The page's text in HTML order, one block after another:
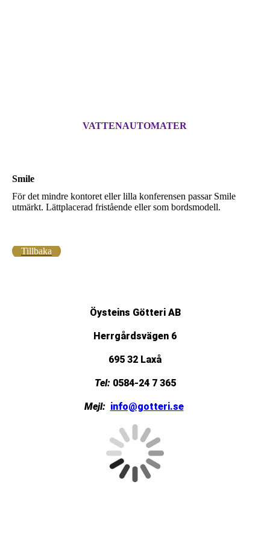
VATTENAUTOMATER
Smile
För det mindre kontoret eller lilla konferensen passar Smile
utmärkt. Lättplacerad fristående eller som bordsmodell.
Tillbaka
Öysteins Götteri AB
Herrgårdsvägen 6
695 32 Laxå
Tel:0584-24 7 365
Mejl: info@gotteri.se